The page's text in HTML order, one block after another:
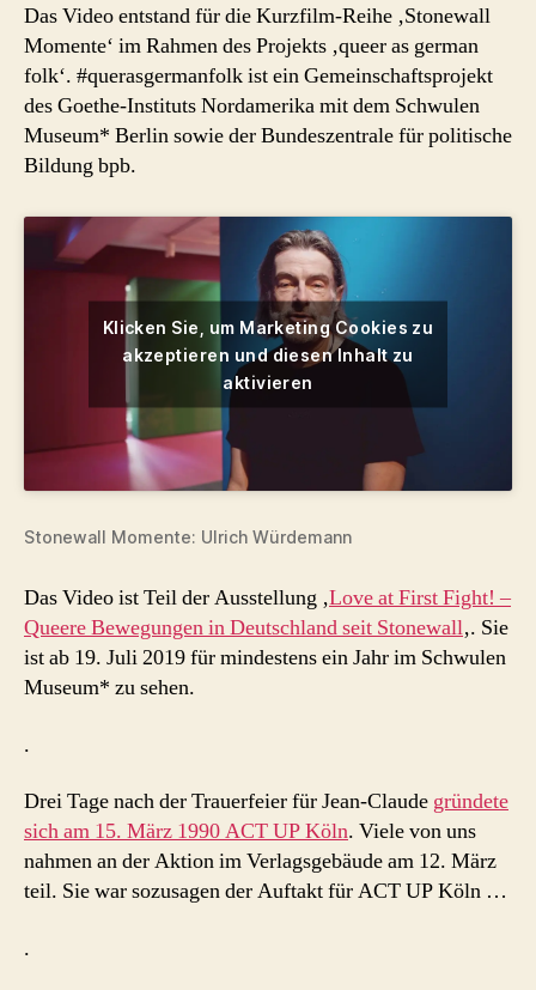
Das Video entstand für die Kurzfilm-Reihe ‚Stonewall
Momente‘ im Rahmen des Projekts ‚queer as german
folk‘. #querasgermanfolk ist ein Gemeinschaftsprojekt
des Goethe-Instituts Nordamerika mit dem Schwulen
Museum* Berlin sowie der Bundeszentrale für politische
Bildung bpb.
Klicken Sie, um Marketing Cookies zu
akzeptieren und diesen Inhalt zu
aktivieren
Stonewall Momente: Ulrich Würdemann
Das Video ist Teil der Ausstellung ‚Love at First Fight! –
Queere Bewegungen in Deutschland seit Stonewall‚. Sie
ist ab 19. Juli 2019 für mindestens ein Jahr im Schwulen
Museum* zu sehen.
.
Drei Tage nach der Trauerfeier für Jean-Claude gründete
sich am 15. März 1990 ACT UP Köln. Viele von uns
nahmen an der Aktion im Verlagsgebäude am 12. März
teil. Sie war sozusagen der Auftakt für ACT UP Köln …
.